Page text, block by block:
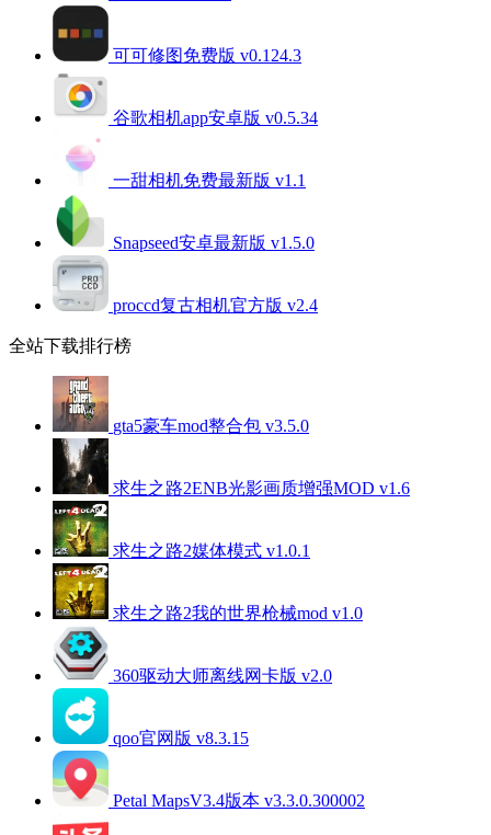
可可修图免费版 v0.124.3
谷歌相机app安卓版 v0.5.34
一甜相机免费最新版 v1.1
Snapseed安卓最新版 v1.5.0
proccd复古相机官方版 v2.4
全站下载排行榜
gta5豪车mod整合包 v3.5.0
求生之路2ENB光影画质增强MOD v1.6
求生之路2媒体模式 v1.0.1
求生之路2我的世界枪械mod v1.0
360驱动大师离线网卡版 v2.0
qoo官网版 v8.3.15
Petal MapsV3.4版本 v3.3.0.300002